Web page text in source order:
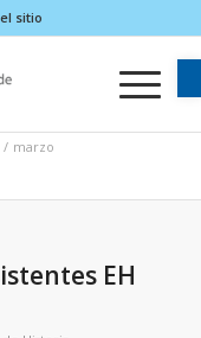
sitio
/ marzo
EH